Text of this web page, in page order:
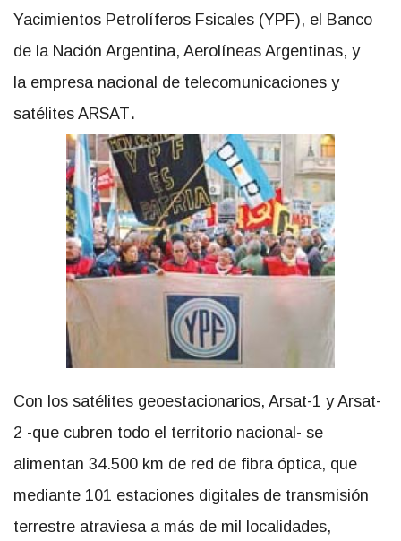
Yacimientos Petrolíferos Fsicales (YPF), el Banco
de la Nación Argentina, Aerolíneas Argentinas, y
la empresa nacional de telecomunicaciones y
satélites ARSAT.
Con los satélites geoestacionarios, Arsat-1 y Arsat-
2 -que cubren todo el territorio nacional- se
alimentan 34.500 km de red de fibra óptica, que
mediante 101 estaciones digitales de transmisión
terrestre atraviesa a más de mil localidades,